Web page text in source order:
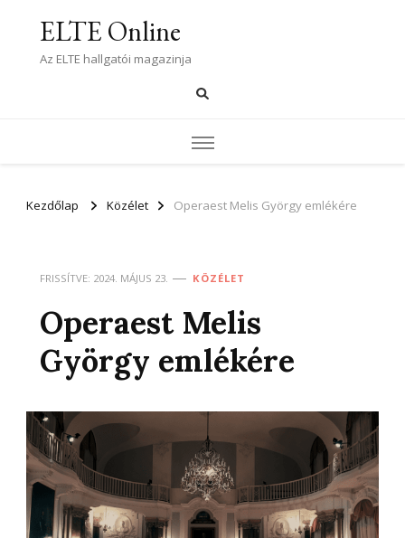
ELTE Online
Az ELTE hallgatói magazinja
Kezdőlap Közélet Operaest Melis György emlékére
FRISSÍTVE: 2024. MÁJUS 23. KÖZÉLET
Operaest Melis
György emlékére